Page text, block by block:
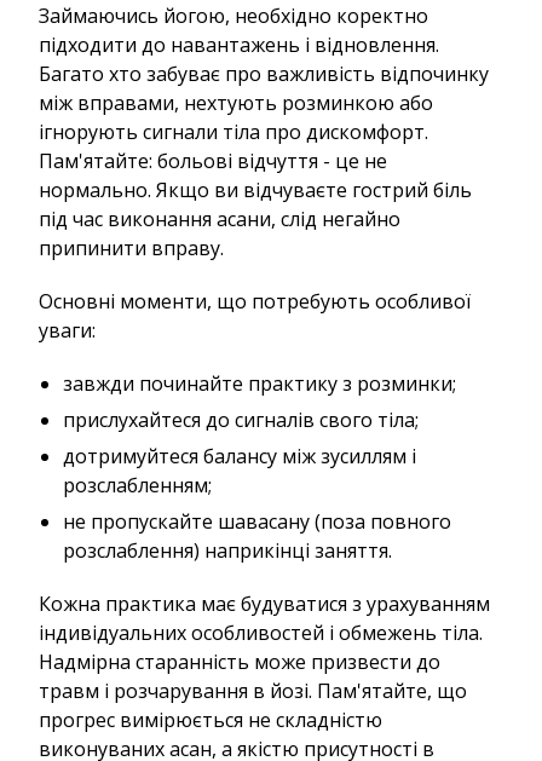
Займаючись йогою, необхідно коректно
підходити до навантажень і відновлення.
Багато хто забуває про важливість відпочинку
між вправами, нехтують розминкою або
ігнорують сигнали тіла про дискомфорт.
Пам'ятайте: больові відчуття - це не
нормально. Якщо ви відчуваєте гострий біль
під час виконання асани, слід негайно
припинити вправу.
Основні моменти, що потребують особливої
уваги:
завжди починайте практику з розминки;
прислухайтеся до сигналів свого тіла;
дотримуйтеся балансу між зусиллям і
розслабленням;
не пропускайте шавасану (поза повного
розслаблення) наприкінці заняття.
Кожна практика має будуватися з урахуванням
індивідуальних особливостей і обмежень тіла.
Надмірна старанність може призвести до
травм і розчарування в йозі. Пам'ятайте, що
прогрес вимірюється не складністю
виконуваних асан, а якістю присутності в